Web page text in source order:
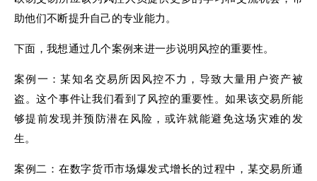
助他们不断提升自己的专业能力。
下面，我想通过几个案例来进一步说明风控的重要性。
案例一：某知名交易所因风控不力，导致大量用户资产被
盗。这个事件让我们看到了风控的重要性。如果该交易所能
够提前发现并预防潜在风险，或许就能避免这场灾难的发
生。
案例二：在数字货币市场爆发式增长的过程中，某交易所通